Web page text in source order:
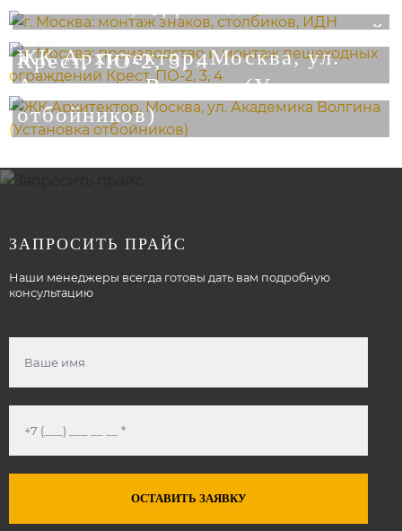
столбиков, ИДН
монтаж пешеходных ограждений
Крест, ПО-2, 3, 4
ЖК Архитектор, Москва, ул.
Академика Волгина (Установка
отбойников)
ЗАПРОСИТЬ ПРАЙС
Наши менеджеры всегда готовы дать вам подробную
консультацию
ОСТАВИТЬ ЗАЯВКУ